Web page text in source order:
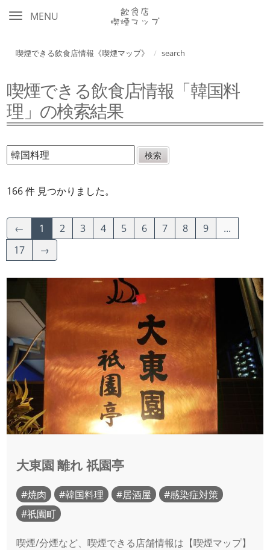
MENU
喫煙できる飲食店情報《喫煙マップ》 search
喫煙できる飲食店情報「韓国料
理」の検索結果
166 件 見つかりました。
← 1 2 3 4 5 6 7 8 9
...
17
→
大東園 離れ 祇園亭
焼肉 韓国料理 居酒屋
感染症対策
祇園町
喫煙/分煙など、喫煙できる店舗情報は【喫煙マップ】